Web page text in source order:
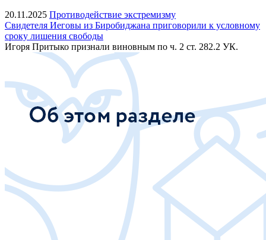
20.11.2025 Противодействие экстремизму
Свидетеля Иеговы из Биробиджана приговорили к условному
сроку лишения свободы
Игоря Притыко признали виновным по ч. 2 ст. 282.2 УК.